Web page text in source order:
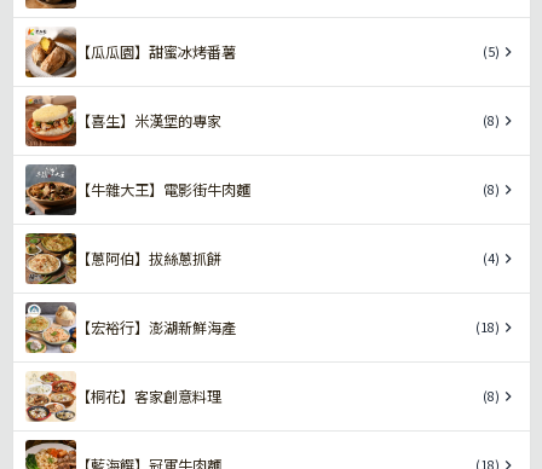
【瓜瓜園】甜蜜冰烤番薯 (5)
【喜生】米漢堡的專家 (8)
【牛雜大王】電影街牛肉麵 (8)
【蔥阿伯】拔絲蔥抓餅 (4)
【宏裕行】澎湖新鮮海產 (18)
【桐花】客家創意料理 (8)
(18)